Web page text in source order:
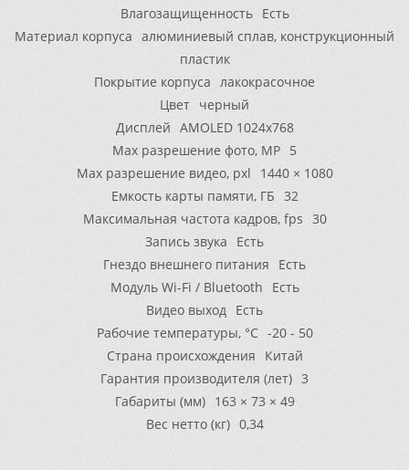
Влагозащищенность
Есть
Материал корпуса алюминиевый сплав, конструкционный
пластик
Покрытие корпуса лакокрасочное
Цвет черный
Дисплей AMOLED 1024х768
Max разрешение фото, МР 5
Max разрешение видео, pxl
1440 × 1080
Емкость карты памяти, ГБ 32
Максимальная частота кадров, fps 30
Запись звука
Есть
Гнездо внешнего питания
Есть
Модуль Wi-Fi / Bluetooth
Есть
Видео выход Есть
Рабочие температуры, °С -20 - 50
Страна происхождения
Китай
Гарантия производителя (лет) 3
Габариты (мм)
163 × 73 × 49
Вес нетто (кг) 0,34